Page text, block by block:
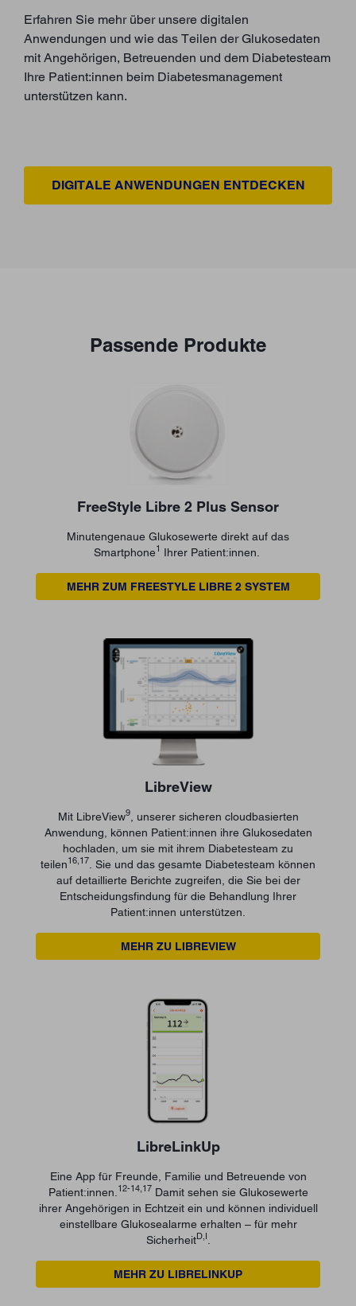
Erfahren Sie mehr über unsere digitalen
Anwendungen und wie das Teilen der Glukosedaten
mit Angehörigen, Betreuenden und dem Diabetesteam
Ihre Patient:innen beim Diabetesmanagement
unterstützen kann.
DIGITALE ANWENDUNGEN ENTDECKEN
Passende Produkte
FreeStyle Libre 2 Plus Sensor
Minutengenaue Glukosewerte direkt auf das
Smartphone1 Ihrer Patient:innen.
MEHR ZUM FREESTYLE LIBRE 2 SYSTEM
LibreView
Mit LibreView9, unserer sicheren cloudbasierten
Anwendung, können Patient:innen ihre Glukosedaten
hochladen, um sie mit ihrem Diabetesteam zu
teilen16,17 . Sie und das gesamte Diabetesteam können
auf detaillierte Berichte zugreifen, die Sie bei der
Entscheidungsfindung für die Behandlung Ihrer
Patient:innen unterstützen.
MEHR ZU LIBREVIEW
LibreLinkUp
Eine App für Freunde, Familie und Betreuende von
Patient:innen. 12-14,17 Damit sehen sie Glukosewerte
ihrer Angehörigen in Echtzeit ein und können individuell
einstellbare Glukosealarme erhalten – für mehr
SicherheitD,I
MEHR ZU LIBRELINKUP